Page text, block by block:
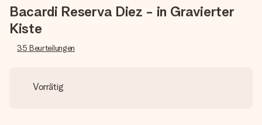
Bacardi Reserva Diez - in Gravierter
Kiste
35 Beurteilungen
Vorrätig